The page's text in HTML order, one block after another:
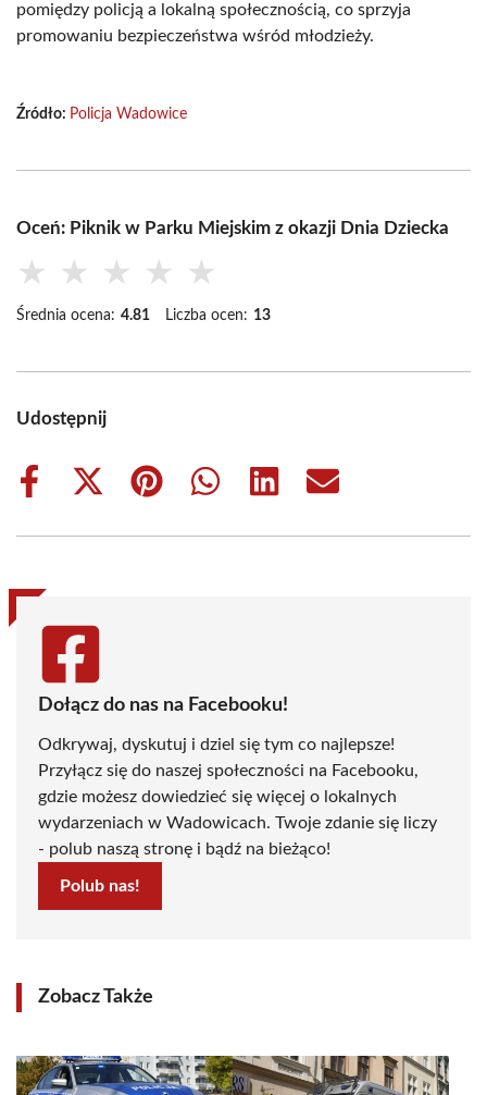
pomiędzy policją a lokalną społecznością, co sprzyja
promowaniu bezpieczeństwa wśród młodzieży.
Źródło: Policja Wadowice
Oceń: Piknik w Parku Miejskim z okazji Dnia Dziecka
★ ★ ★ ★ ★
Średnia ocena: 4.81 Liczba ocen: 13
Udostępnij
Share
Share
(Twitter)
Share
Share
Share
Share
Dołącz do nas na Facebooku!
Odkrywaj, dyskutuj i dziel się tym co najlepsze!
Przyłącz się do naszej społeczności na Facebooku,
gdzie możesz dowiedzieć się więcej o lokalnych
wydarzeniach w Wadowicach. Twoje zdanie się liczy
- polub naszą stronę i bądź na bieżąco!
Polub nas!
Zobacz Także